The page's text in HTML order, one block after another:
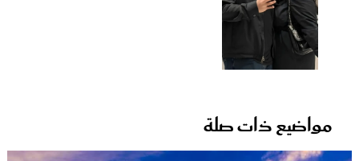
مواضيع ذات صلة